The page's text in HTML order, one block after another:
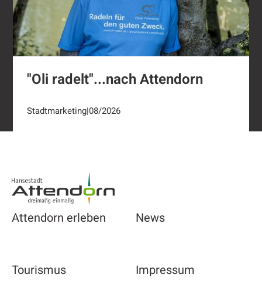
"Oli radelt"...nach Attendorn
Stadtmarketing|08/2026
Attendorn erleben
Tourismus
News
Impressum